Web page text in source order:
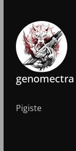
genomectra
Pigiste